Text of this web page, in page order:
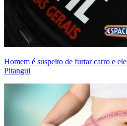
Homem é suspeito de furtar carro e
Pitangui